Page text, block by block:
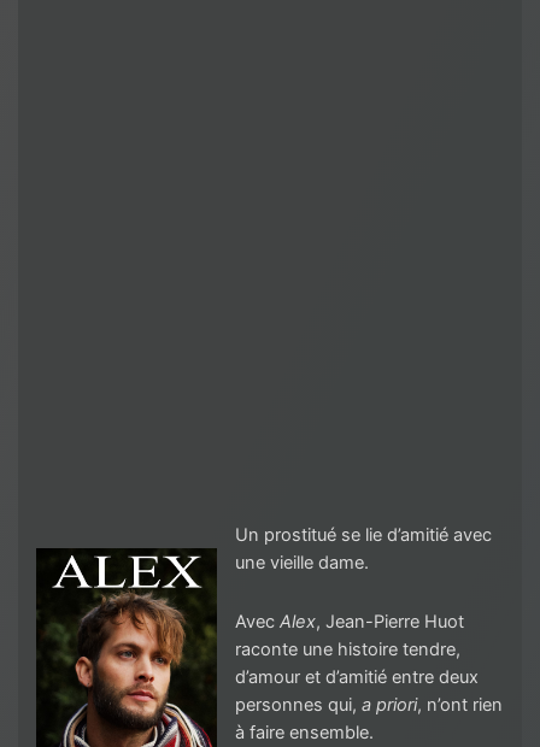
Un prostitué se lie d’amitié avec
une vieille dame.
AvecAlex, Jean-Pierre Huot
raconte une histoire tendre,
d’amour et d’amitié entre deux
personnes qui, a priori, n’ont rien
à faire ensemble.